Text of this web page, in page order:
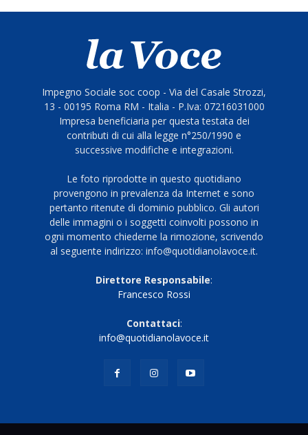
Impegno Sociale soc coop - Via del Casale Strozzi,
13 - 00195 Roma RM - Italia - P.Iva: 07216031000
Impresa beneficiaria per questa testata dei
contributi di cui alla legge n°250/1990 e
successive modifiche e integrazioni.
Le foto riprodotte in questo quotidiano
provengono in prevalenza da Internet e sono
pertanto ritenute di dominio pubblico. Gli autori
delle immagini o i soggetti coinvolti possono in
ogni momento chiederne la rimozione, scrivendo
al seguente indirizzo: info@quotidianolavoce.it.
Direttore Responsabile:
Francesco Rossi
Contattaci:
info@quotidianolavoce.it